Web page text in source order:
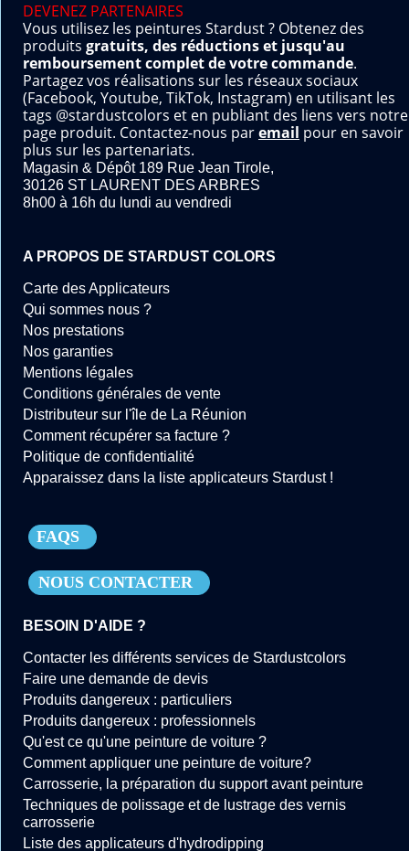
DEVENEZ PARTENAIRES
Vous utilisez les peintures Stardust ? Obtenez des
produits gratuits, des réductions et jusqu'au
remboursement complet de votre commande.
Partagez vos réalisations sur les réseaux sociaux
(Facebook, Youtube, TikTok, Instagram) en utilisant les
tags @stardustcolors et en publiant des liens vers notre
page produit. Contactez-nous paremail pour en savoir
plus sur les partenariats.
Magasin & Dépôt 189 Rue Jean Tirole,
30126 ST LAURENT DES ARBRES
8h00 à 16h du lundi au vendredi
A PROPOS DE STARDUST COLORS
Carte des Applicateurs
Qui sommes nous ?
Nos prestations
Nos garanties
Mentions légales
Conditions générales de vente
Distributeur sur l'île de La Réunion
Comment récupérer sa facture ?
Politique de confidentialité
Apparaissez dans la liste applicateurs Stardust !
FAQS
NOUS CONTACTER
BESOIN D'AIDE ?
Contacter les différents services de Stardustcolors
Faire une demande de devis
Produits dangereux : particuliers
Produits dangereux : professionnels
Qu'est ce qu'une peinture de voiture ?
Comment appliquer une peinture de voiture?
Carrosserie, la préparation du support avant peinture
Techniques de polissage et de lustrage des vernis
carrosserie
Liste des applicateurs d'hydrodipping